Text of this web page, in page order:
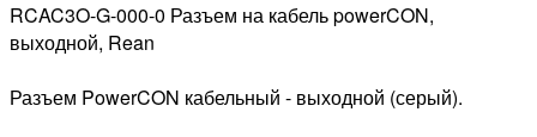
RCAC3O-G-000-0 Разъем на кабель powerCON,
выходной, Rean
Разъем PowerCON кабельный - выходной (серый).